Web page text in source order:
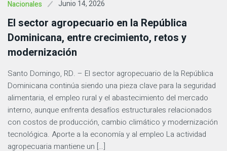
Nacionales Junio 14, 2026
El sector agropecuario en la República
Dominicana, entre crecimiento, retos y
modernización
Santo Domingo, RD. – El sector agropecuario de la República
Dominicana continúa siendo una pieza clave para la seguridad
alimentaria, el empleo rural y el abastecimiento del mercado
interno, aunque enfrenta desafíos estructurales relacionados
con costos de producción, cambio climático y modernización
tecnológica. Aporte a la economía y al empleo La actividad
agropecuaria mantiene un […]